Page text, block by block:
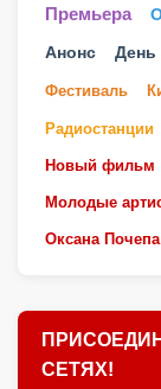
Премьера
Анонс День
Фестиваль
Радиостанции
Новый фильм
Молодые
Оксана Почепа
СЕТЯХ!